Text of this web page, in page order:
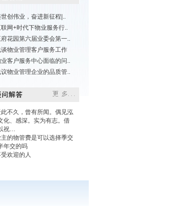
创伟业，奋进新征程|..
网+时代下物业服务行..
府花园第六届业委会第一..
物业管理客户服务工作
客户服务中心面临的问..
物业管理企业的品质管..
不久，曾有所闻。偶见泓
化、感深。实为有志。借
祝…
的物管费是可以选择季交
年交的吗
欢迎的人